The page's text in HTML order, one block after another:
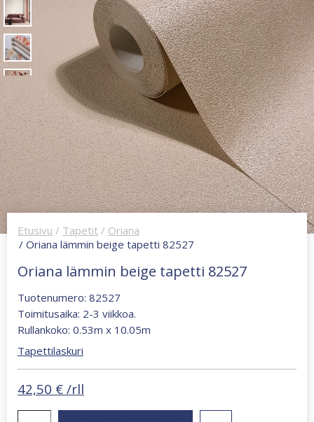
Etusivu / Tapetit / Oriana
/ Oriana lämmin beige tapetti 82527
Oriana lämmin beige tapetti 82527
Tuotenumero: 82527
Toimitusaika: 2-3 viikkoa.
Rullankoko: 0.53m x 10.05m
Tapettilaskuri
42,50 € /rll